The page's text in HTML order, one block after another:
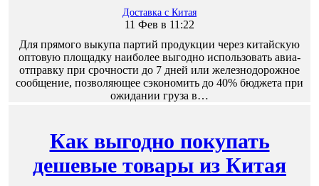
Доставка с Китая
11 Фев в 11:22
Для прямого выкупа партий продукции через китайскую
оптовую площадку наиболее выгодно использовать авиа-
отправку при срочности до 7 дней или железнодорожное
сообщение, позволяющее сэкономить до 40% бюджета при
ожидании груза в…
Как выгодно покупать
дешевые товары из Китая